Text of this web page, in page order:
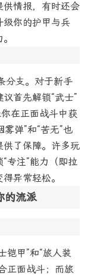
供情报，有时还会
级你的护甲与兵
分支。对于新手
首先解锁“武士”
在正面战斗中获
弹”和“苦无”也
供了保障。许多玩
专注”能力（即拉
异常轻松。
的流派
铠甲”和“旅人装
正面战斗；而旅